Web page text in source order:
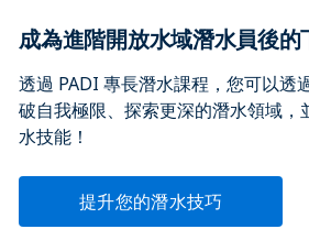
成為進階開放水域潛水員後的
透過 PADI 專長潛水課程，您可以透
破自我極限、探索更深的潛水領域，
水技能！
提升您的潛水技巧